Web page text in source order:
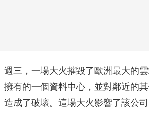
週三，一場大火摧毀了歐洲最大的
擁有的一個資料中心，並對鄰近的
造成了破壞。這場大火影響了該公